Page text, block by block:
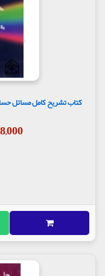
کتاب تشریح کامل مسائل
98,000